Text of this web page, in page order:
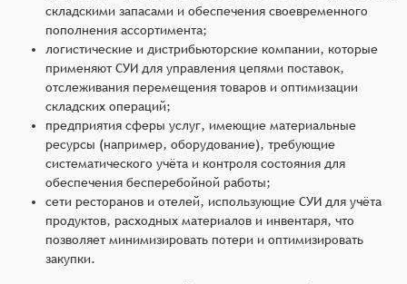
складскими запасами и обеспечения своевременного
пополнения ассортимента;
логистические и дистрибьюторские компании, которые
применяют СУИ для управления цепями поставок,
отслеживания перемещения товаров и оптимизации
складских операций;
предприятия сферы услуг, имеющие материальные
ресурсы (например, оборудование), требующие
систематического учёта и контроля состояния для
обеспечения бесперебойной работы;
сети ресторанов и отелей, использующие СУИ для учёта
продуктов, расходных материалов и инвентаря, что
позволяет минимизировать потери и оптимизировать
закупки.